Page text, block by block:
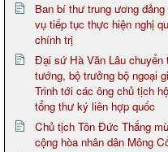
Ban bí thư trung ương
vụ tiếp tục thực hiện nghị
chính trị
Đại sứ Hà Văn Lâu chuyển
tướng, bộ trưởng bộ ngoại
Trinh tới các ông chủ tịch
tổng thư ký liên hợp quốc
Chủ tịch Tôn Đức Thắng
cộng hòa nhân dân Mông